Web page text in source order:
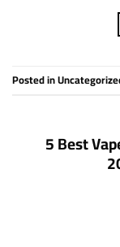
Posted in
5 Best